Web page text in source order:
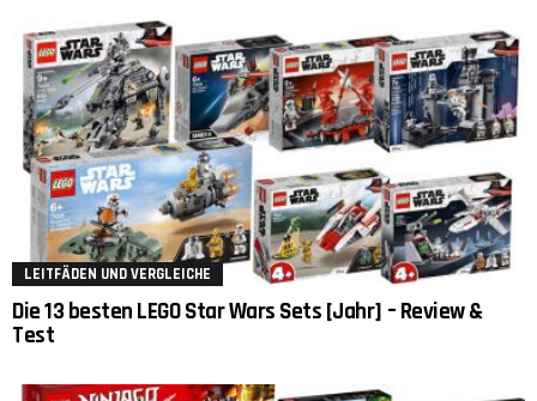
LEITFÄDEN UND VERGLEICHE
Die 13 besten LEGO Star Wars Sets [Jahr] – Review &
Test